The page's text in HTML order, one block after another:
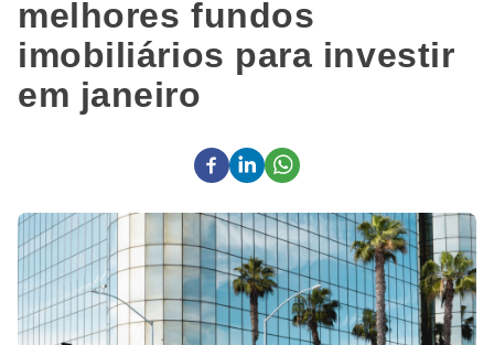
melhores fundos
imobiliários para investir
em janeiro